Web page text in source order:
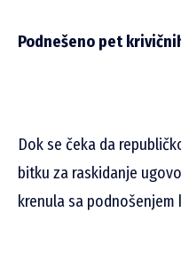
Podnešeno pet
Dok se čeka da
bitku za raskidanje
krenula sa